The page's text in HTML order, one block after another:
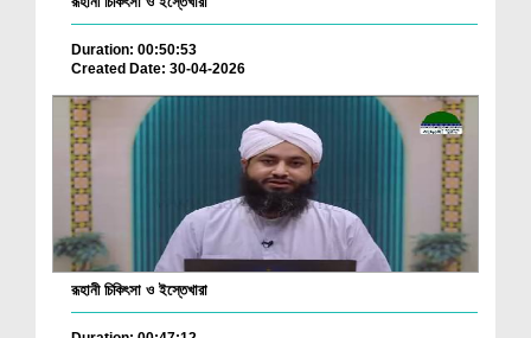
Duration: 00:50:53
Created Date: 30-04-2026
রূহানী চিকিৎসা ও ইস্তেখারা